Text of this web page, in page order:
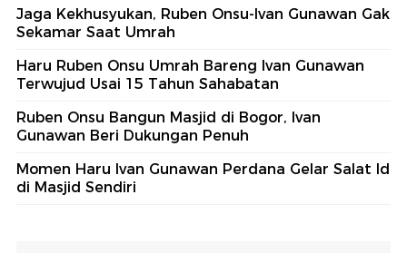
Jaga Kekhusyukan, Ruben Onsu-Ivan Gunawan Gak
Sekamar Saat Umrah
Haru Ruben Onsu Umrah Bareng Ivan Gunawan
Terwujud Usai 15 Tahun Sahabatan
Ruben Onsu Bangun Masjid di Bogor, Ivan
Gunawan Beri Dukungan Penuh
Momen Haru Ivan Gunawan Perdana Gelar Salat Id
di Masjid Sendiri